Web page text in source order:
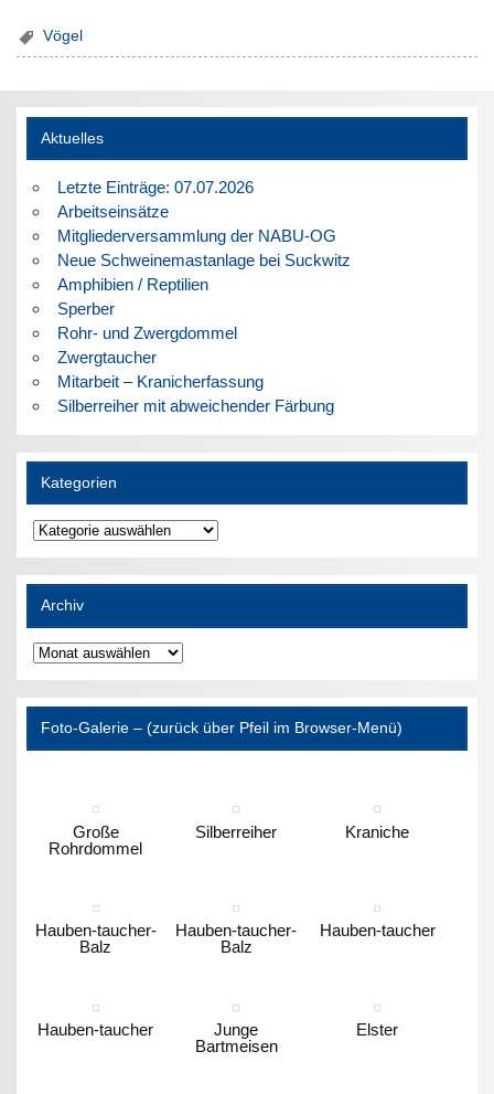
Vögel
Aktuelles
Letzte Einträge: 07.07.2026
Arbeitseinsätze
Mitgliederversammlung der NABU-OG
Neue Schweinemastanlage bei Suckwitz
Amphibien / Reptilien
Sperber
Rohr- und Zwergdommel
Zwergtaucher
Mitarbeit – Kranicherfassung
Silberreiher mit abweichender Färbung
Kategorien
Kategorien
Archiv
Archiv
Foto-Galerie – (zurück über Pfeil im Browser-Menü)
Große
Rohrdommel
Silberreiher Kraniche
Hauben-taucher-
Balz
Hauben-taucher-
Balz
Hauben-taucher
Hauben-taucher
Junge
Bartmeisen
Elster